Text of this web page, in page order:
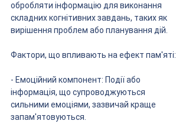
обробляти інформацію для виконання
складних когнітивних завдань, таких як
вирішення проблем або планування дій.
Фактори, що впливають на ефект пам'яті:
- Емоційний компонент: Події або
інформація, що супроводжуються
сильними емоціями, зазвичай краще
запам'ятовуються.